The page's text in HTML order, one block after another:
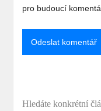
pro budoucí
Hledáte konkrétní